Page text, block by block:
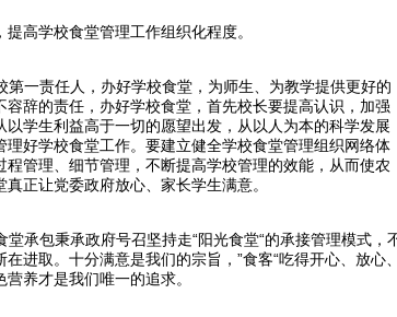
高学校食堂管理工作组织化程度。
第一责任人，办好学校食堂，为师生、为教学提供更好的
容辞的责任，办好学校食堂，首先校长要提高认识，加强
以学生利益高于一切的愿望出发，从以人为本的科学发展
理好学校食堂工作。要建立健全学校食堂管理组织网络体
程管理、细节管理，不断提高学校管理的效能，从而使农
真正让党委政府放心、家长学生满意。
堂承包秉承政府号召坚持走“阳光食堂“的承接管理模式，
在进取。十分满意是我们的宗旨，”食客“吃得开心、放心
养才是我们唯一的追求。